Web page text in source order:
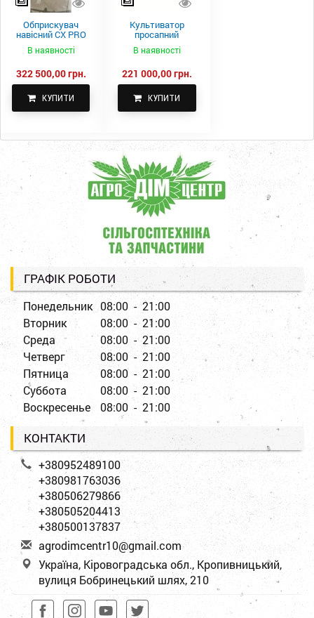
Обприскувач
навісний CX PRO
В наявності
322 500,00 грн.
КУПИТИ
Культиватор
просапний
КПН-5,6-05
В наявності
221 000,00 грн.
КУПИТИ
ГРАФІК РОБОТИ
Понедельник 08:00 - 21:00
Вторник
08:00 - 21:00
Среда
08:00 - 21:00
Четверг
08:00 - 21:00
Пятница
08:00 - 21:00
Суббота
08:00 - 21:00
Воскресенье
08:00 - 21:00
КОНТАКТИ
+380952489100
+380981763036
+380506279866
+380505204413
+380500137837
agrodimcentr10@gmail.com
Україна, Кіровоградська обл., Кропивницький,
вулиця Бобринецький шлях, 210